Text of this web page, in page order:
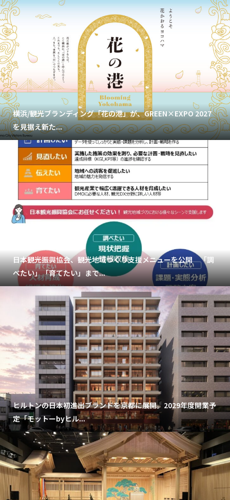
横浜/観光ブランディング「花の港」が、GREEN×EXPO 2027
を見据え新た...
日本観光振興協会、観光地域づくり支援メニューを公開 「調
べたい」「育てたい」まで...
ヒルトンの日本初進出ブランドを京都に展開。2029年度開業予
定「モットーbyヒル...